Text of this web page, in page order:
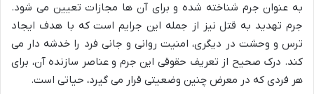
به عنوان جرم شناخته شده و برای آن ها مجازات تعیین می شود.
جرم تهدید به قتل نیز از جمله این جرایم است که با هدف ایجاد
ترس و وحشت در دیگری، امنیت روانی و جانی فرد را خدشه دار می
کند. درک صحیح از تعریف حقوقی این جرم و عناصر سازنده آن، برای
هر فردی که در معرض چنین وضعیتی قرار می گیرد، حیاتی است.